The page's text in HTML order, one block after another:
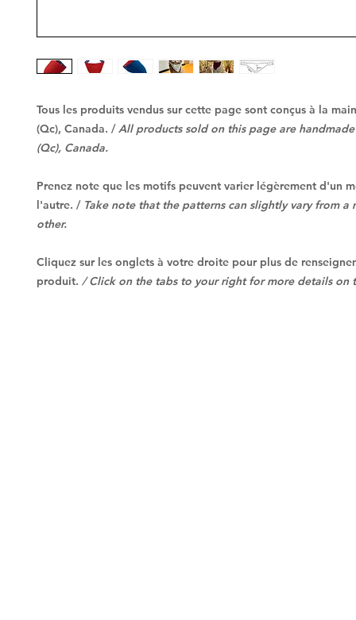
Tous les produits vendus sur cette page sont conçus à la
(Qc), Canada. /All products sold on this page are
(Qc), Canada.
Prenez note que les motifs peuvent varier légèrement d'un
l'autre. / Take note that the patterns can slightly vary from a
other.
Cliquez sur les onglets à votre droite pour plus de
produit. / Click on the tabs to your right for more details on